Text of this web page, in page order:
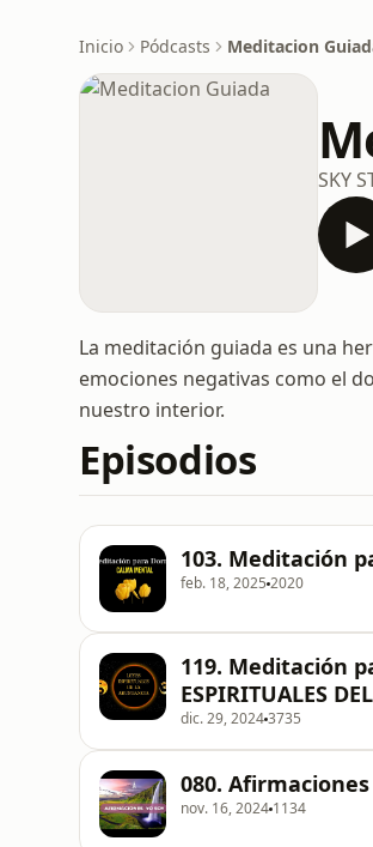
Inicio Pódcasts Meditacion
SKY
La meditación guiada es una
emociones negativas como el
nuestro interior.
Episodios
103. Meditación
feb. 18, 2025 2020
119. Meditación
ESPIRITUALES
dic. 29, 20243735
080. Afirmaciones
nov. 16, 2024 1134